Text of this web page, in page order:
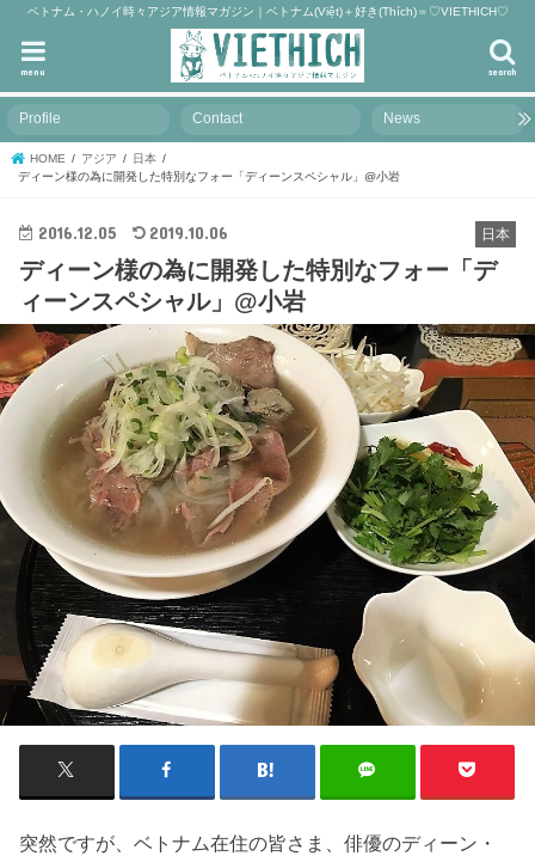
ベトナム・ハノイ時々アジア情報マガジン｜ベトナム(Việt)＋好き(Thích)＝♡VIETHICH♡
search
menu
Profile Contact News
HOME アジア
日本
ディーン様の為に開発した特別なフォー「ディーンスペシャル」@小岩
日本
2016.12.05 2019.10.06
ディーン様の為に開発した特別なフォー「デ
ィーンスペシャル」@小岩
突然ですが、ベトナム在住の皆さま、俳優のディーン・